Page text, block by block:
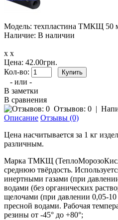
Модель: техпластина ТМКЩ 50
Наличие: В наличии
x x
Цена: 42.00грн.
Кол-во:
- или -
В заметки
В сравнения
Отзывов: 0 |
Описание Отзывы (0)
Цена насчитывается за 1 кг
различным.
Марка ТМКЩ
среднюю твёрдость.
инертными газами (при
водами (без органических
щелочами (при давлении 0,05-
пресной водами. Рабочая
резины от -45° до +80°;